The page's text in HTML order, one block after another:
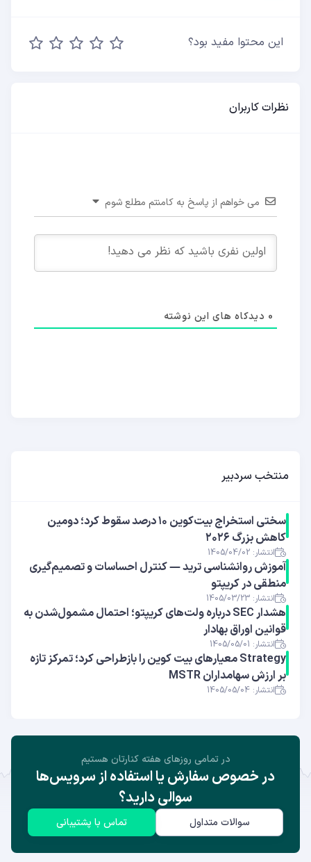
این محتوا مفید بود؟
نظرات کاربران
می خواهم از پاسخ به کامنتم مطلع شوم
0 دیدکاه های این نوشته
منتخب سردبیر
سختی استخراج بیت‌کوین ۱۰ درصد سقوط کرد؛ دومین
کاهش بزرگ ۲۰۲۶
انتشار: 1405/04/02
آموزش روانشناسی ترید — کنترل احساسات و تصمیم‌گیری
منطقی در کریپتو
انتشار: 1405/03/23
هشدار SEC درباره ولت‌های کریپتو؛ احتمال مشمول‌شدن به
قوانین اوراق بهادار
انتشار: 1405/05/01
Strategy معیارهای بیت کوین را بازطراحی کرد؛ تمرکز تازه
بر ارزش سهامداران MSTR
انتشار: 1405/05/04
در تمامی روز‌های هفته کنارتان هستیم
در خصوص سفارش یا استفاده از سرویس‌ها
سوالی دارید؟
سوالات متداول تماس با پشتیبانی